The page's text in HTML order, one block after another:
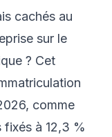
cachés au
sur le
? Cet
comme
à 12,3 %